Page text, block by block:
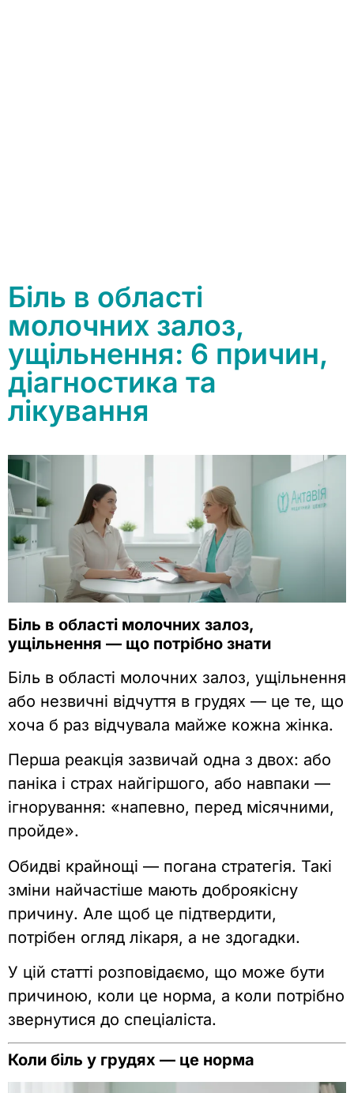
Біль в області
молочних залоз,
ущільнення: 6 причин,
діагностика та
лікування
Біль в області молочних залоз,
ущільнення — що потрібно знати
Біль в області молочних залоз, ущільнення
або незвичні відчуття в грудях — це те, що
хоча б раз відчувала майже кожна жінка.
Перша реакція зазвичай одна з двох: або
паніка і страх найгіршого, або навпаки —
ігнорування: «напевно, перед місячними,
пройде».
Обидві крайнощі — погана стратегія. Такі
зміни найчастіше мають доброякісну
причину. Але щоб це підтвердити,
потрібен огляд лікаря, а не здогадки.
У цій статті розповідаємо, що може бути
причиною, коли це норма, а коли потрібно
звернутися до спеціаліста.
Коли біль у грудях — це норма